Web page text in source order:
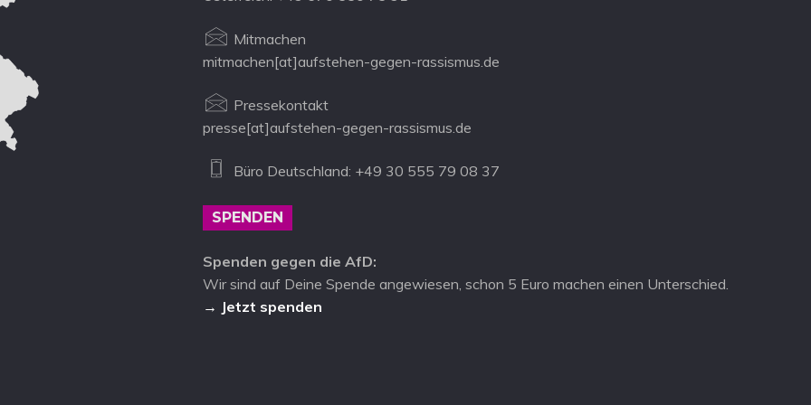
Mitmachen
mitmachen[at]aufstehen-gegen-rassismus.de
Pressekontakt
presse[at]aufstehen-gegen-rassismus.de
Büro Deutschland: +49 30 555 79 08 37
SPENDEN
Spenden gegen die AfD:
Wir sind auf Deine Spende angewiesen, schon 5 Euro machen einen Unterschied.
→ Jetzt spenden